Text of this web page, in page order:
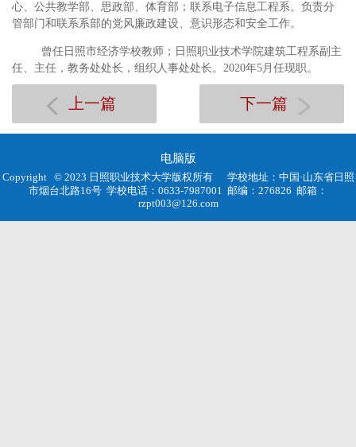
心、公共教学部、思政部、体育部；联系电子信息工程系。负责分
管部门和联系系部的党风廉政建设、意识形态和安全工作。
曾任日照市经济学校教师；日照职业技术学院建筑工程系副主
任、主任，教务处处长，组织人事处处长。 2020年5月任现职。
上一篇 下一篇
电脑版
Copyright © 2023 日照职业技术大学版权所有
学校地址：中国·山东省日照
市烟台北路16号 学校电话：0633-7987001 邮编：276826 邮箱：
rzpt003@126.com